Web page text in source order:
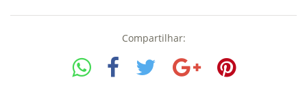
Compartilhar: